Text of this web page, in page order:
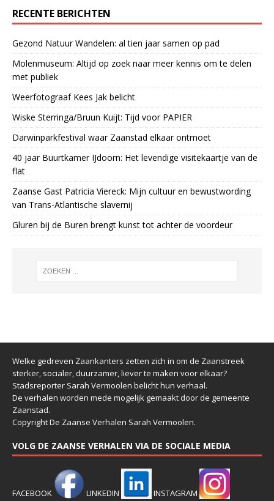
RECENTE BERICHTEN
Gezond Natuur Wandelen: al tien jaar samen op pad
Molenmuseum: Altijd op zoek naar meer kennis om te delen
met publiek
Weerfotograaf Kees Jak belicht
Wiske Sterringa/Bruun Kuijt: Tijd voor PAPIER
Darwinparkfestival waar Zaanstad elkaar ontmoet
40 jaar Buurtkamer IJdoorn: Het levendige visitekaartje van de
flat
Zaanse Gast Patricia Viereck: Mijn cultuur en bewustwording
van Trans-Atlantische slavernij
Gluren bij de Buren brengt kunst tot achter de voordeur
Welke gedreven Zaankanters zetten zich in om de Zaanstreek
sterker, socialer, duurzamer, liever te maken voor elkaar?
Stadsreporter Sarah Vermoolen belicht hun verhaal.
De verhalen worden mede mogelijk gemaakt door de gemeente
Zaanstad.
Copyright De Zaanse Verhalen Sarah Vermoolen.
VOLG DE ZAANSE VERHALEN VIA DE SOCIALE MEDIA
FACEBOOK LINKEDIN INSTAGRAM